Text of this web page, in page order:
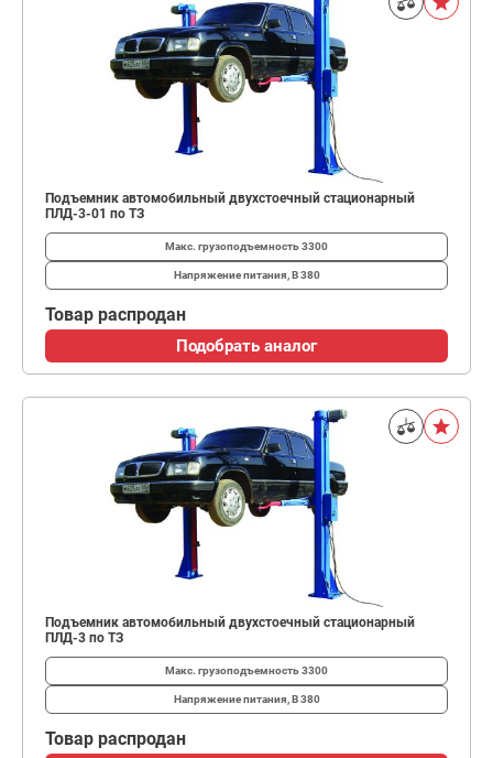
Подъемник автомобильный двухстоечный стационарный
ПЛД-3-01 по ТЗ
Макс. грузоподъемность3300
Напряжение питания, В380
Товар распродан
Подобрать аналог
Подъемник автомобильный двухстоечный стационарный
ПЛД-3 по ТЗ
Макс. грузоподъемность3300
Напряжение питания, В380
Товар распродан